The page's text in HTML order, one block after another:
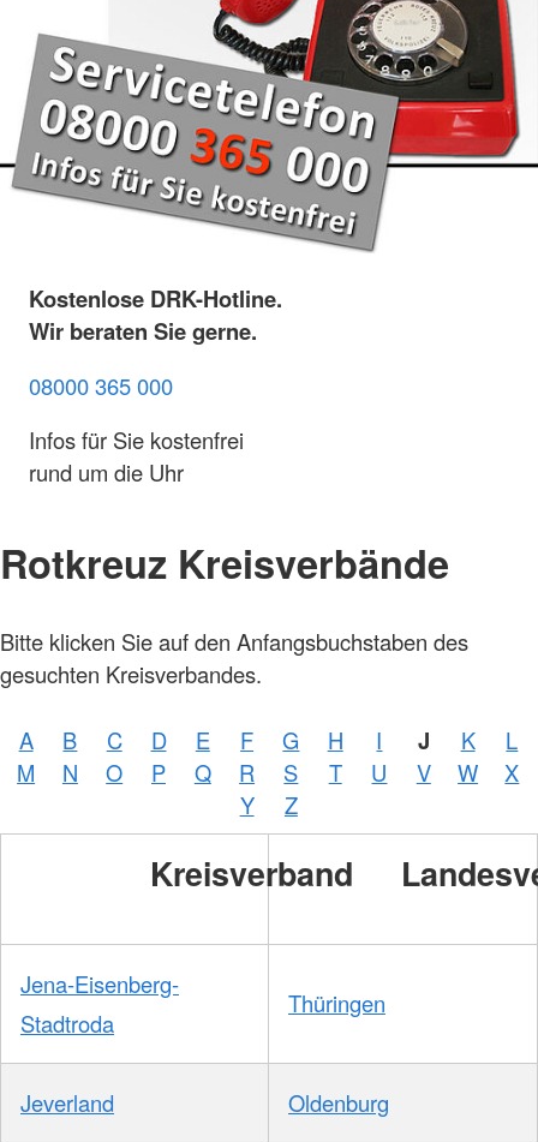
Kostenlose DRK-Hotline.
Wir beraten Sie gerne.
08000 365 000
Infos für Sie kostenfrei
rund um die Uhr
Rotkreuz Kreisverbände
Bitte klicken Sie auf den Anfangsbuchstaben des
gesuchten Kreisverbandes.
A B C D E F G H I J K
L
M
N O P Q R S T U V W
X
Y
Z
Kreisverband
Jena-Eisenberg-
Stadtroda
Thüringen
Jeverland Oldenburg